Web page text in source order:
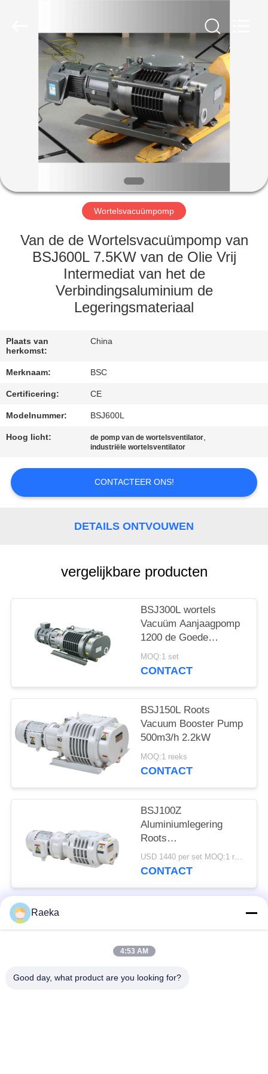
HUIS
PRODUCTEN
OVER
FABRIEKSTOCHT
KWALITEITSCONTROLE
CONTACT
OP
VRAAG
EEN
BAOSI
COMPRESSOR
SITEMAP
Wortelsvacuümpomp
Van de de Wortelsvacuümpomp van
BSJ600L 7.5KW van de Olie Vrij
Intermediat van het de
Verbindingsaluminium de
Legeringsmateriaal
Plaats van
herkomst:
China
Merknaam: BSC
Certificering: CE
Modelnummer: BSJ600L
Hoog licht: de pomp van de wortelsventilator,
industriële wortelsventilator
CONTACTEER ONS!
DETAILS ONTVOUWEN
vergelijkbare producten
BSJ300L wortels
Vacuüm Aanjaagpomp
1200 de Goede
Geometrische
Symmetrie van m ³ /h
MOQ:1 set
CONTACT
BSJ150L Roots
Vacuum Booster Pump
500m3/h 2.2kW
MOQ:1 reeks
CONTACT
BSJ100Z
Aluminiumlegering
Roots
vacuümboosterpomp
95 m³/h 0,4 kW
USD 1440 per set MOQ:1 reeks
CONTACT
populaire categorieën
vinvacuümpomp
Raeka
4:53 AM
Good day, what product are you looking for?